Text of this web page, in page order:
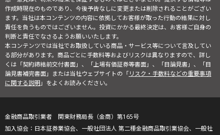
作成時現在のものであり、今後予告なしに変更または削除されることがござい
ます。当社は本コンテンツの内容に依拠してお客様が取った行動の結果に対し
責任を負うものではございません。投資にかかる最終決定は、お客様ご自身の
判断と責任でなさるようお願いいたします。
本コンテンツでは当社でお取扱している商品・サービス等について言及してい
る部分があります。商品ごとに手数料等およびリスクは異なりますので、詳し
くは「契約締結前交付書面」、「上場有価証券等書面」、「目論見書」、「目
論見書補完書面」または当社ウェブサイトの「リスク・手数料などの重要事項
に関する説明」をよくお読みください。
金融商品取引業者 関東財務局長（金商）第165号
日本証券業協会、一般社団法人 第二種金融商品取引業協会、一般社